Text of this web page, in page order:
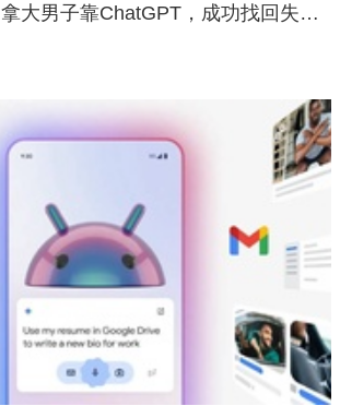
拿大男子靠ChatGPT，成功找回失散